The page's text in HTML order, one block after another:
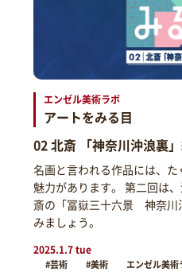
エンゼル美術ラボ
アートをみる目
02 北斎 「神奈川沖浪裏
名画と言われる作品には、
魅力があります。 第二回は
斎の「冨嶽三十六景 神奈川
みましょう。
2025.1.7 tue
#芸術 #美術 エンゼル美術